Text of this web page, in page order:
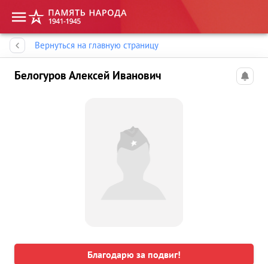
Вернуться на главную страницу
Белогуров Алексей Иванович
Благодарю за подвиг!
Память народа